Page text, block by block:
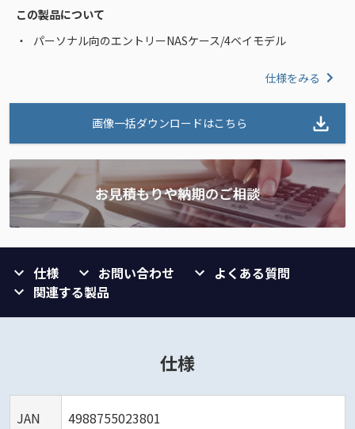
この製品について
パーソナル向のエントリーNASケース/4ベイモデル
仕様をみる
画像一括ダウンロードはこちら
仕様 お問い合わせ
よくある質問
関連する製品
仕様
JAN 4988755023801